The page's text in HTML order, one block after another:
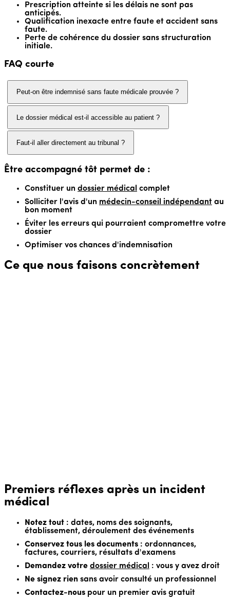
Prescription atteinte si les délais ne sont pas
anticipés.
Qualification inexacte entre faute et accident sans
faute.
Perte de cohérence du dossier sans structuration
initiale.
FAQ courte
Peut-on être indemnisé sans faute médicale prouvée ?
Le dossier médical est-il accessible au patient ?
Faut-il aller directement au tribunal ?
Être accompagné tôt permet de :
Constituer un dossier médical complet
Solliciter l'avis d'un médecin-conseil indépendant au
bon moment
Éviter les erreurs qui pourraient compromettre votre
dossier
Optimiser vos chances d'indemnisation
Ce que nous faisons concrètement
Premiers réflexes après un incident
médical
Notez tout : dates, noms des soignants,
établissement, déroulement des événements
Conservez tous les documents : ordonnances,
factures, courriers, résultats d'examens
Demandez votre dossier médical : vous y avez droit
Ne signez rien sans avoir consulté un professionnel
Contactez-nous pour un premier avis gratuit